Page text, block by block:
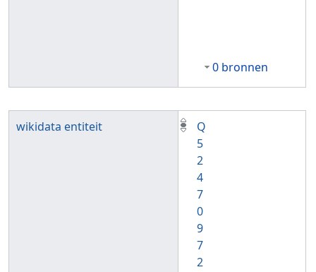
0 bronnen
wikidata entiteit
Q
5
2
4
7
0
9
7
2